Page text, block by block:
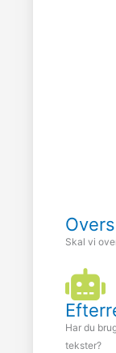
Skal vi
Har du
tekster?